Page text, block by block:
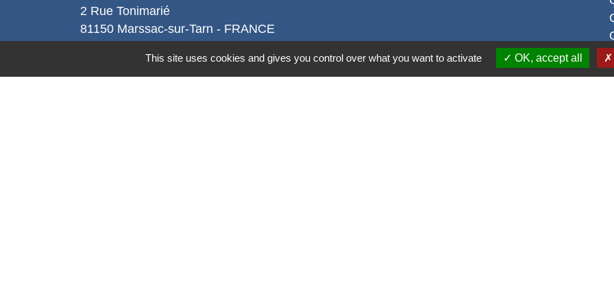
2 Rue Tonimarié
81150 Marssac-sur-Tarn - FRANCE
accueil@marssac-sur-tarn.fr
This site uses cookies and gives you control over what you want to activate OK, accept all